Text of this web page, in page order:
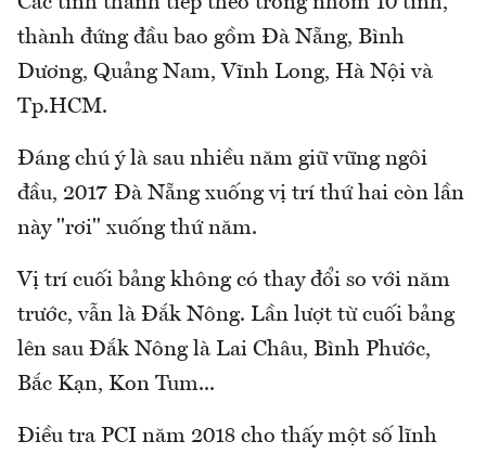
thành đứng đầu bao gồm Đà Nẵng, Bình
Dương, Quảng Nam, Vĩnh Long, Hà Nội và
Tp.HCM.
Đáng chú ý là sau nhiều năm giữ vững ngôi
đầu, 2017 Đà Nẵng xuống vị trí thứ hai còn lần
này "rơi" xuống thứ năm.
Vị trí cuối bảng không có thay đổi so với năm
trước, vẫn là Đắk Nông. Lần lượt từ cuối bảng
lên sau Đắk Nông là Lai Châu, Bình Phước,
Bắc Kạn, Kon Tum...
Điều tra PCI năm 2018 cho thấy một số lĩnh